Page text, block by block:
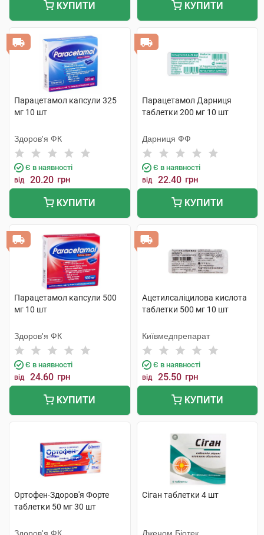
КУПИТИ КУПИТИ
Парацетамол капсули 325
мг 10 шт
Здоров'я ФК
Є в наявності
від 20.20 грн
КУПИТИ
Парацетамол Дарниця
таблетки 200 мг 10 шт
Дарниця ФФ
Є в наявності
від 22.40 грн
КУПИТИ
Парацетамол капсули 500
мг 10 шт
Здоров'я ФК
Є в наявності
від 24.60 грн
КУПИТИ
Ацетилсаліцилова кислота
таблетки 500 мг 10 шт
Київмедпрепарат
Є в наявності
від 25.50 грн
КУПИТИ
Ортофен-Здоров'я Форте
таблетки 50 мг 30 шт
Сіган таблетки 4 шт